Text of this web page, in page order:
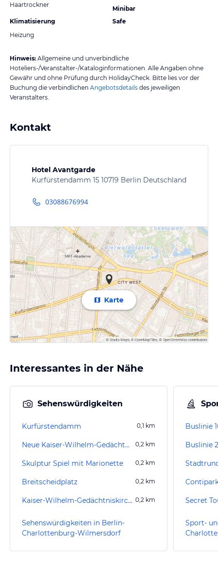
Haartrockner
Klimatisierung
Heizung
Minibar
Safe
Hinweis: Allgemeine und unverbindliche
Hoteliers-/Veranstalter-/Kataloginformationen. Alle Angaben ohne
Gewähr und ohne Prüfung durch HolidayCheck. Bitte lies vor der
Buchung die verbindlichen Angebotsdetails des jeweiligen
Veranstalters.
Kontakt
Hotel Avantgarde
Kurfürstendamm 15 10719 Berlin Deutschland
03088676994
Karte
Interessantes in der Nähe
Sehenswürdigkeiten
Kurfürstendamm 0,1 km
Neue Kaiser-Wilhelm-Gedächtniskirche 0,2 km
Skulptur Spiel mit Marionette 0,2 km
Breitscheidplatz 0,2 km
Kaiser-Wilhelm-Gedächtniskirche 0,2 km
Sehenswürdigkeiten in Berlin-
Charlottenburg-Wilmersdorf
Buslinie
Buslinie
Secret
Sport-